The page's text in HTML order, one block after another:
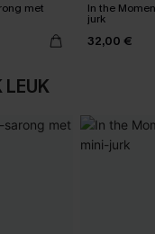
met In the
jurk
32,00 €
LEUK